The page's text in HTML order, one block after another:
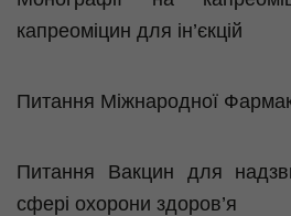
капреоміцин для ін’єкцій
Питання Міжнародної
Питання Вакцин для
сфері охорони здоров’я